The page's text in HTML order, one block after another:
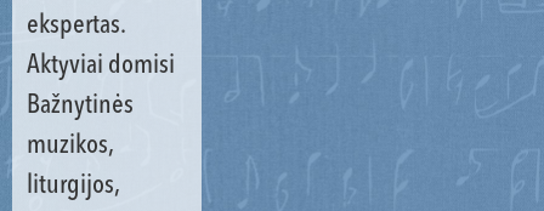
ekspertas.
Aktyviai domisi
Bažnytinės
muzikos,
liturgijos,